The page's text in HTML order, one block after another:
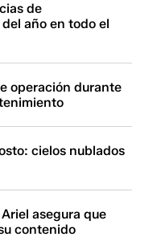
de
año en todo el
operación durante
cielos nublados
asegura que
contenido